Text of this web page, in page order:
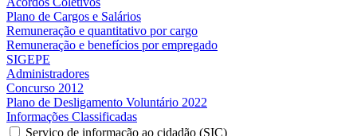
Plano de Cargos e Salários
Remuneração e quantitativo por cargo
Remuneração e benefícios por empregado
SIGEPE
Administradores
Concurso 2012
Plano de Desligamento Voluntário 2022
Informações Classificadas
Serviço de informação ao cidadão (SIC)